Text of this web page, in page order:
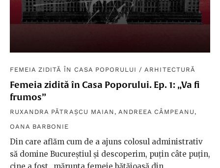
FEMEIA ZIDITĂ ÎN CASA POPORULUI /ARHITECTURĂ
Femeia zidită în Casa Poporului. Ep. 1: „Va fi
frumos”
RUXANDRA PĂTRAȘCU MAIAN ,ANDREEA CÂMPEANU ,
OANA BARBONIE
Din care aflăm cum de a ajuns colosul administrativ
să domine Bucureștiul și descoperim, puțin câte puțin,